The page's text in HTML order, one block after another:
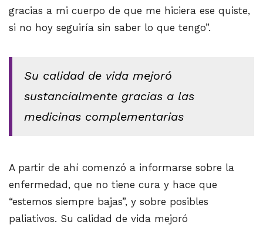
gracias a mi cuerpo de que me hiciera ese quiste,
si no hoy seguiría sin saber lo que tengo”.
Su calidad de vida mejoró
sustancialmente gracias a las
medicinas complementarias
A partir de ahí comenzó a informarse sobre la
enfermedad, que no tiene cura y hace que
“estemos siempre bajas”, y sobre posibles
paliativos. Su calidad de vida mejoró